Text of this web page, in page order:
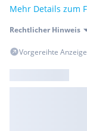
Mehr Details zum
Rechtlicher Hinweis
Vorgereihte Anzeige